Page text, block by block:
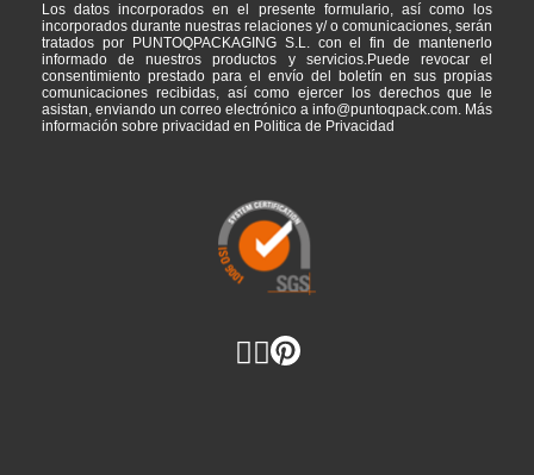
Los datos incorporados en el presente formulario, así como los
incorporados durante nuestras relaciones y/ o comunicaciones, serán
tratados por PUNTOQPACKAGING S.L. con el fin de mantenerlo
informado de nuestros productos y servicios.Puede revocar el
consentimiento prestado para el envío del boletín en sus propias
comunicaciones recibidas, así como ejercer los derechos que le
asistan, enviando un correo electrónico a info@puntoqpack.com. Más
información sobre privacidad en Politica de Privacidad